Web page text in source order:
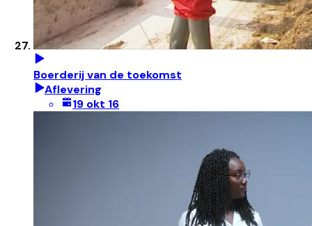
Boerderij van de toekomst
Aflevering
19 okt 16